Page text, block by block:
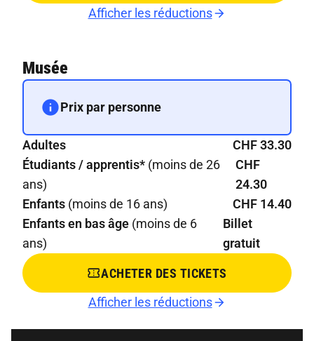
Afficher les réductions
Musée
Prix par personne
Adultes
CHF 33.30
Étudiants / apprentis* (moins de 26
ans)
CHF
24.30
Enfants (moins de 16 ans)
CHF 14.40
Enfants en bas âge (moins de 6
ans)
Billet
gratuit
ACHETER DES TICKETS
Afficher les réductions